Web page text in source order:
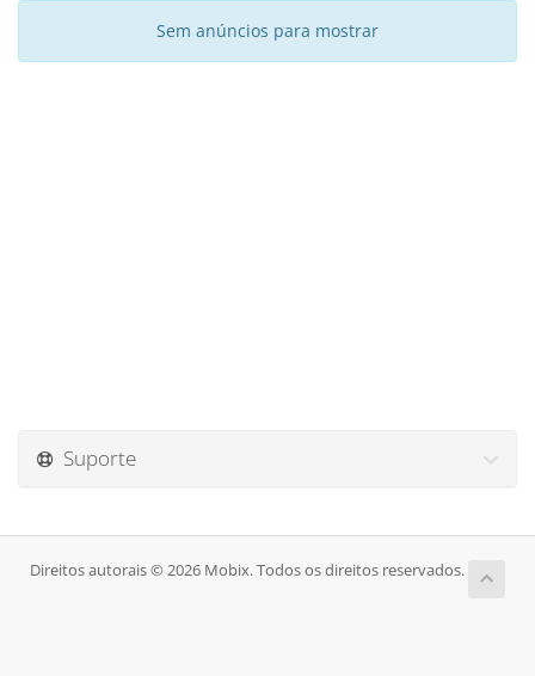
Sem anúncios para mostrar
Suporte
Direitos autorais © 2026 Mobix. Todos os direitos reservados.